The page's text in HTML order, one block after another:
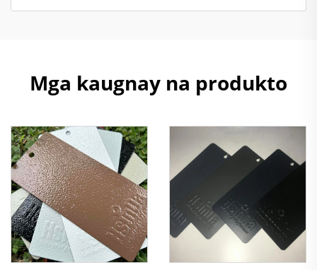
Mga kaugnay na produkto